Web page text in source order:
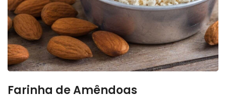
Farinha de Amêndoas